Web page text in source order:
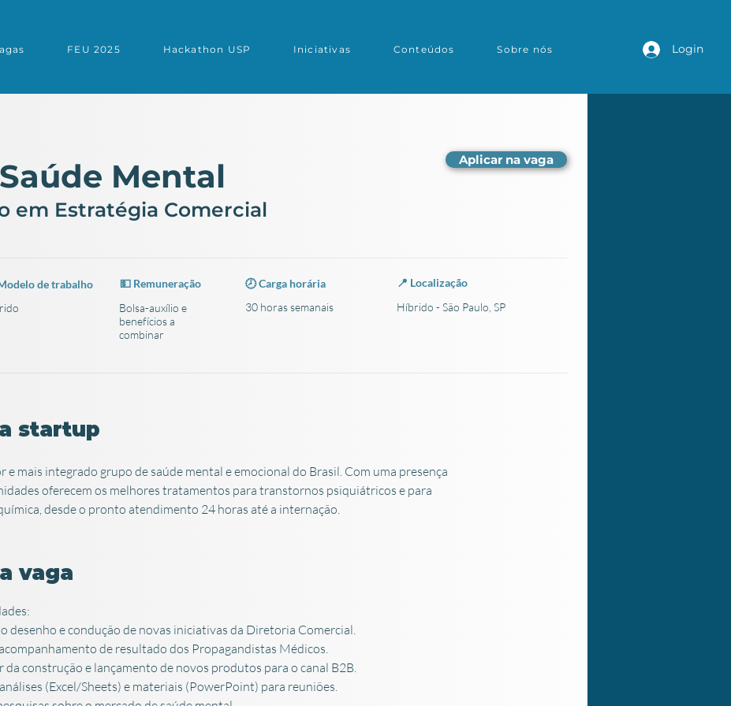
FEU 2025 Hackathon USP Iniciativas Conteúdos Sobre nós Login
Mental Aplicar na vaga
em Estratégia Comercial
de trabalho
💵 Remuneração
🕗 Carga horária
Bolsa-auxílio e
benefícios a
combinar
30 horas semanais
📍 Localização
Híbrido - São Paulo, SP
startup
e mais integrado grupo de saúde mental e emocional do Brasil. Com uma presença
oferecem os melhores tratamentos para transtornos psiquiátricos e para
desde o pronto atendimento 24 horas até a internação.
vaga
desenho e condução de novas iniciativas da Diretoria Comercial.
de resultado dos Propagandistas Médicos.
da construção e lançamento de novos produtos para o canal B2B.
(Excel/Sheets) e materiais (PowerPoint) para reuniões.